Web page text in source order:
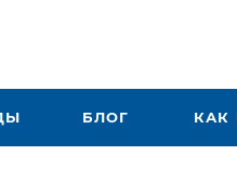
БЛОГ КАК